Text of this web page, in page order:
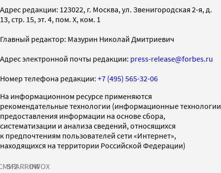
Адрес редакции: 123022, г. Москва, ул. Звенигородская 2-я, д.
13, стр. 15, эт. 4, пом. X, ком. 1
Главный редактор: Мазурин Николай Дмитриевич
Адрес электронной почты редакции: press-release@forbes.ru
Номер телефона редакции: +7 (495) 565-32-06
На информационном ресурсе применяются
рекомендательные технологии (информационные технологии
предоставления информации на основе сбора,
систематизации и анализа сведений, относящихся
к предпочтениям пользователей сети «Интернет»,
находящихся на территории Российской Федерации)
SPARROWINFOX